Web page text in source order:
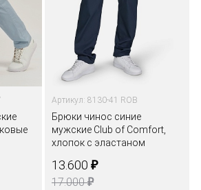
Артикул: 8130-41 ROB
Брюки чинос синие
мужские Club of Comfort,
хлопок с эластаном
13.600 ₽
17.000₽